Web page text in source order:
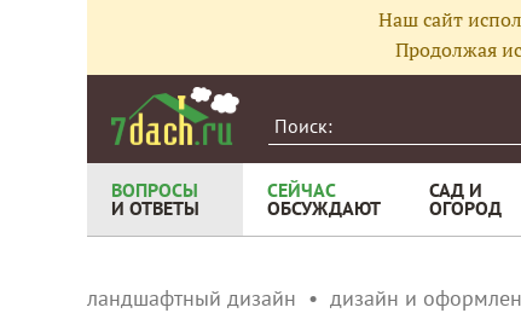
Наш сайт
Продолжая
ВОПРОСЫ
И ОТВЕТЫ
СЕЙЧАС
ОБСУЖДАЮТ
САД И
ОГОРОД
ландшафтный дизайн дизайн и